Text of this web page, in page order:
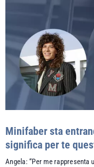
Minifaber sta
significa per te
Angela: “Per me rappresenta